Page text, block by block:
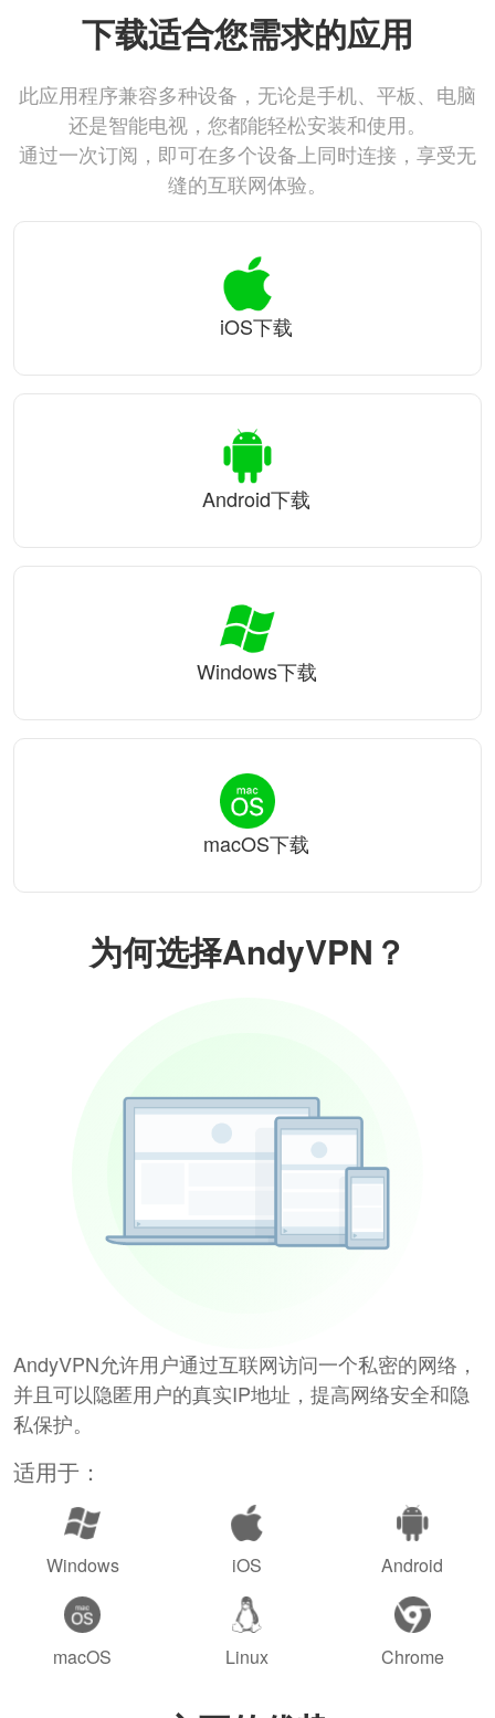
为何选择AndyVPN？
AndyVPN允许用户通过互联网访问一个私密的网络，
并且可以隐匿用户的真实IP地址，提高网络安全和隐
私保护。
适用于：
Windows iOS Android
macOS Linux Chrome
下载适合您需求的应用
此应用程序兼容多种设备，无论是手机、平板、电脑
还是智能电视，您都能轻松安装和使用。
通过一次订阅，即可在多个设备上同时连接，享受无
缝的互联网体验。
iOS下载
Android下载
Windows下载
macOS下载